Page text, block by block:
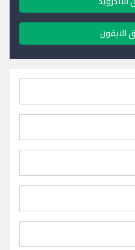
الايفون